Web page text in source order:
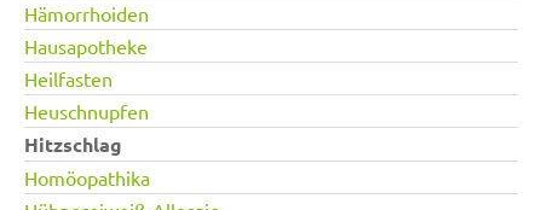
Hämorrhoiden
Hausapotheke
Heilfasten
Heuschnupfen
Hitzschlag
Homöopathika